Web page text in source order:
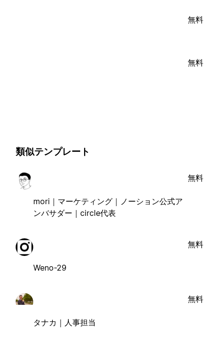
無料
無料
類似テンプレート
mori｜マーケティング｜ノーション公式ア
ンバサダー｜circle代表
無料
Weno-29
無料
タナカ｜人事担当
無料